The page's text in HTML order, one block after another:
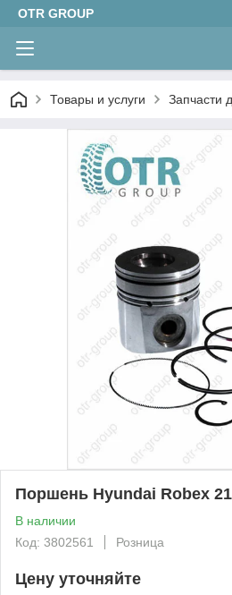
OTR GROUP
Товары и услуги Запчасти
Поршень Hyundai Robex
В наличии
Код: 3802561
Розница
Цену уточняйте